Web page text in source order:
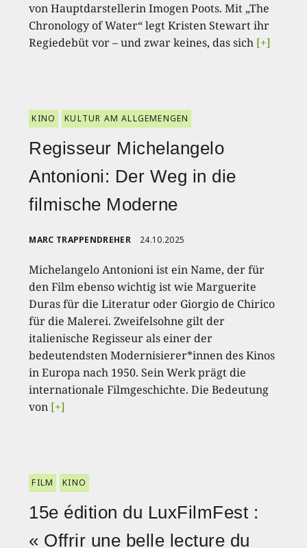
von Hauptdarstellerin Imogen Poots. Mit „The
Chronology of Water“ legt Kristen Stewart ihr
Regiedebüt vor – und zwar keines, das sich [+]
KINO KULTUR AM ALLGEMENGEN
Regisseur Michelangelo
Antonioni: Der Weg in die
filmische Moderne
MARC TRAPPENDREHER 24.10.2025
Michelangelo Antonioni ist ein Name, der für
den Film ebenso wichtig ist wie Marguerite
Duras für die Literatur oder Giorgio de Chirico
für die Malerei. Zweifelsohne gilt der
italienische Regisseur als einer der
bedeutendsten Modernisierer*innen des Kinos
in Europa nach 1950. Sein Werk prägt die
internationale Filmgeschichte. Die Bedeutung
von [+]
FILM KINO
15e édition du LuxFilmFest :
« Offrir une belle lecture du